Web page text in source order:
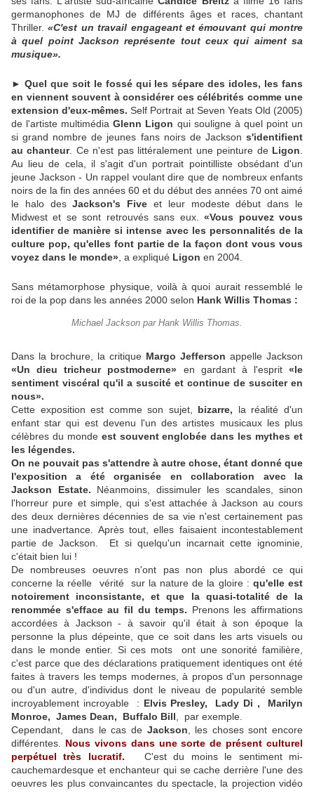
germanophones de MJ de différents âges et races, chantant
Thriller.«C'est un travail engageant et émouvant qui montre
à quel point Jackson représente tout ceux qui aiment sa
musique».
► Quel que soit le fossé qui les sépare des idoles, les fans
en viennent souvent à considérer ces célébrités comme une
extension d'eux-mêmes. Self Portrait at Seven Yeats Old (2005)
de l'artiste multimédiaGlenn Ligon qui souligne à quel point un
si grand nombre de jeunes fans noirs de Jackson s'identifient
au chanteur. Ce n'est pas littéralement une peinture de Ligon
Au lieu de cela, il s'agit d'un portrait pointilliste obsédant d'un
jeune Jackson - Un rappel voulant dire que de nombreux enfants
noirs de la fin des années 60 et du début des années 70 ont aimé
le halo desJackson's Five et leur modeste début dans le
Midwest et se sont retrouvés sans eux.«Vous pouvez vous
identifier de manière si intense avec les personnalités de la
culture pop, qu'elles font partie de la façon dont vous vous
voyez dans le monde» , a expliqué Ligon en 2004.
Sans métamorphose physique, voilà à quoi aurait ressemblé le
roi de la pop dans les années 2000 selon Hank Willis Thomas :
Michael Jackson par Hank Willis Thomas.
Dans la brochure, la critique Margo Jefferson appelle Jackson
«Un dieu tricheur postmoderne» en gardant à l'esprit «le
sentiment viscéral qu'il a suscité et continue de susciter en
nous».
Cette exposition est comme son sujet, bizarre, la réalité d'un
enfant star qui est devenu l'un des artistes musicaux les plus
célèbres du monde est souvent englobée dans les mythes et
les légendes.
On ne pouvait pas s'attendre à autre chose, étant donné que
l'exposition a été organisée en collaboration avec la
Jackson Estate. Néanmoins, dissimuler les scandales, sinon
l'horreur pure et simple, qui s'est attachée à Jackson au cours
des deux dernières décennies de sa vie n'est certainement pas
une inadvertance. Après tout, elles faisaient incontestablement
partie de Jackson. Et si quelqu'un incarnait cette ignominie,
c'était bien lui !
De nombreuses oeuvres n'ont pas non plus abordé ce qui
concerne la réelle vérité sur la nature de la gloire : qu'elle est
notoirement inconsistante, et que la quasi-totalité de la
renommée s'efface au fil du temps. Prenons les affirmations
accordées à Jackson - à savoir qu'il était à son époque la
personne la plus dépeinte, que ce soit dans les arts visuels ou
dans le monde entier. Si ces mots ont une sonorité familière,
c'est parce que des déclarations pratiquement identiques ont été
faites à travers les temps modernes, à propos d'un personnage
ou d'un autre, d'individus dont le niveau de popularité semble
incroyablement incroyable : Elvis Presley,
Lady Di , Marilyn
Monroe, James Dean,
Buffalo Bill , par exemple.
Cependant, dans le cas de Jackson , les choses sont encore
différentes. Nous vivons dans une sorte de présent culturel
perpétuel très lucratif.
C'est du moins le sentiment mi-
cauchemardesque et enchanteur qui se cache derrière l'une des
oeuvres les plus convaincantes du spectacle, la projection vidéo